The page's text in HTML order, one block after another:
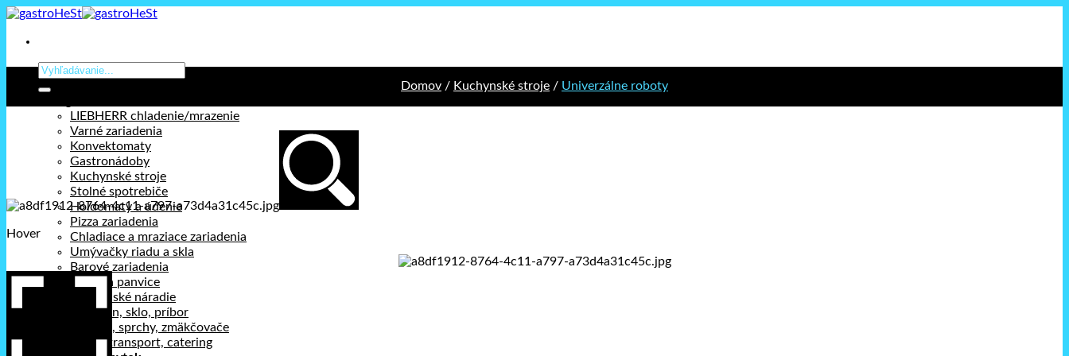
Prejsť
obsah
Hľadať:
LIEBHERR chladenie/mrazenie
Varné zariadenia
Konvektomaty
Gastronádoby
Kuchynské stroje
Stolné spotrebiče
Holdomaty a údenie
Pizza zariadenia
Chladiace a mraziace zariadenia
Umývačky riadu a skla
Barové zariadenia
Hrnce a panvice
Kuchynské náradie
Porcelán, sklo, príbor
Chémia, sprchy, zmäkčovače
Výdaj, transport, catering
Domov / Kuchynské stroje / Univerzálne roboty
Hover